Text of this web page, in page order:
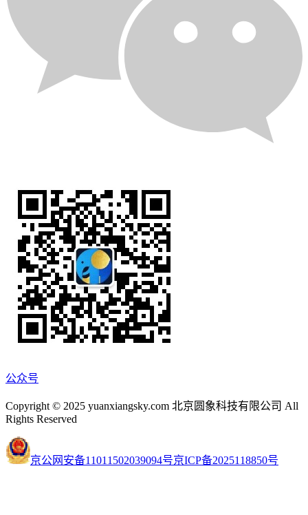
公众号
Copyright © 2025 yuanxiangsky.com 北京圆象科技有限公司 All
Rights Reserved
京公网安备11011502039094号京ICP备2025118850号